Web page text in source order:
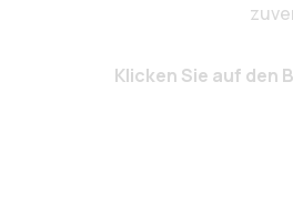
Klicken Sie auf den